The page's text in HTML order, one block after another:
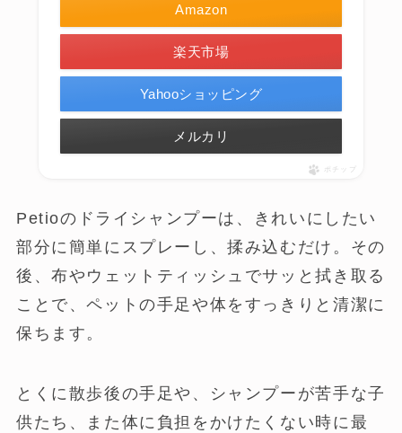
Amazon
楽天市場
Yahooショッピング
メルカリ
ポチップ
Petioのドライシャンプーは、きれいにしたい
部分に簡単にスプレーし、揉み込むだけ。その
後、布やウェットティッシュでサッと拭き取る
ことで、ペットの手足や体をすっきりと清潔に
保ちます。
とくに散歩後の手足や、シャンプーが苦手な子
供たち、また体に負担をかけたくない時に最